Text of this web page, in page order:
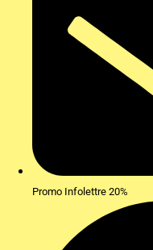
Promo Infolettre 20%